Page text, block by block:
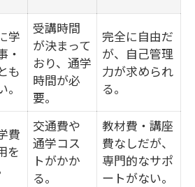
学
・
も
受講時間
が決まって
おり、通学
時間が必
要。
完全に自由だ
が、自己管理
力が求められ
る。
費
を
交通費や
通学コス
トがかか
る。
教材費・講座
費なしだが、
専門的なサポ
ートがない。